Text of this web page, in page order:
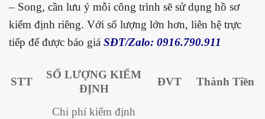
– Song, cần lưu ý mỗi công trình sẽ sử dụng hồ sơ
kiểm định riêng. Với số lượng lớn hơn, liên hệ trực
tiếp để được báo giá SĐT/Zalo: 0916.790.911
STT
SỐ LƯỢNG KIỂM
ĐỊNH
ĐVT Thành Tiền
Chi phí kiểm định